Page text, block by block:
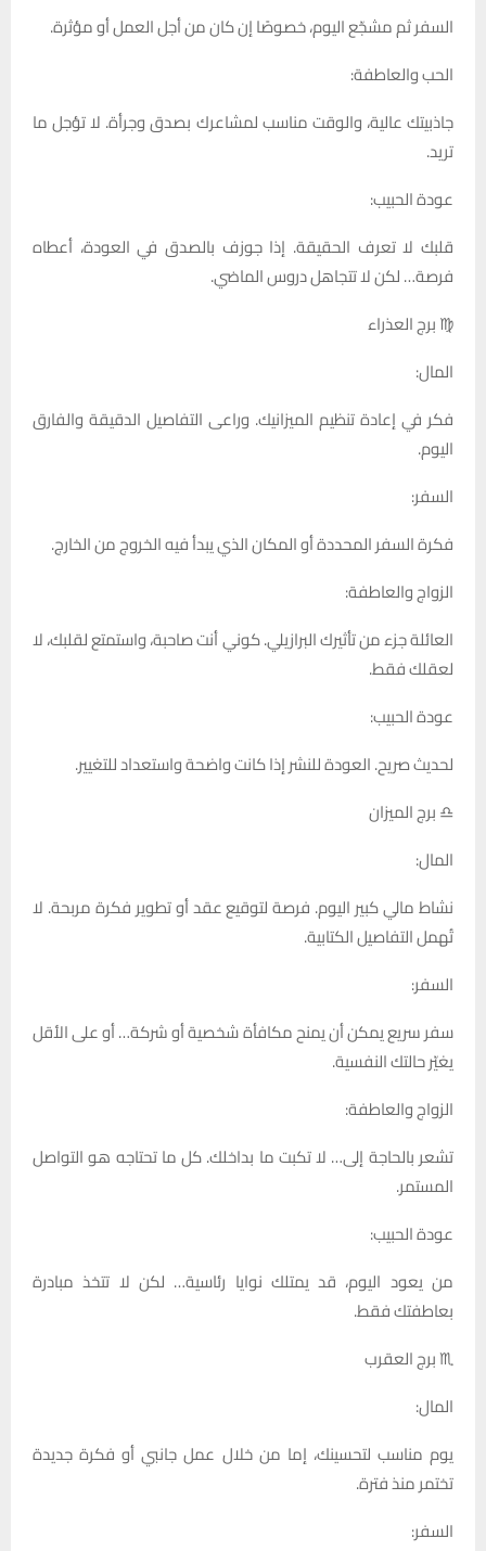
السفر ثم مشجّع اليوم، خصوصًا إن كان من أجل العمل أو مؤثرة.
الحب والعاطفة:
جاذبيتك عالية، والوقت مناسب لمشاعرك بصدق وجرأة. لا تؤجل ما
تريد.
عودة الحبيب:
قلبك لا تعرف الحقيقة. إذا جوزف بالصدق في العودة، أعطاه
فرصة… لكن لا تتجاهل دروس الماضي.
♍ برج العذراء
المال:
فكر في إعادة تنظيم الميزانيك. وراعى التفاصيل الدقيقة والفارق
اليوم.
السفر:
فكرة السفر المحددة أو المكان الذي يبدأ فيه الخروج من الخارج.
الزواج والعاطفة:
العائلة جزء من تأثيرك البرازيلي. كوني أنت صاحبة، واستمتع لقلبك، لا
لعقلك فقط.
عودة الحبيب:
لحديث صريح. العودة للنشر إذا كانت واضحة واستعداد للتغيير.
♎ برج الميزان
المال:
نشاط مالي كبير اليوم. فرصة لتوقيع عقد أو تطوير فكرة مربحة. لا
تُهمل التفاصيل الكتابية.
السفر:
سفر سريع يمكن أن يمنح مكافأة شخصية أو شركة… أو على الأقل
يغيّر حالتك النفسية.
الزواج والعاطفة:
تشعر بالحاجة إلى… لا تكبت ما بداخلك. كل ما تحتاجه هو التواصل
المستمر.
عودة الحبيب:
من يعود اليوم، قد يمتلك نوايا رئاسية… لكن لا تتخذ مبادرة
بعاطفتك فقط.
♏ برج العقرب
المال:
يوم مناسب لتحسينك، إما من خلال عمل جانبي أو فكرة جديدة
تختمر منذ فترة.
السفر: